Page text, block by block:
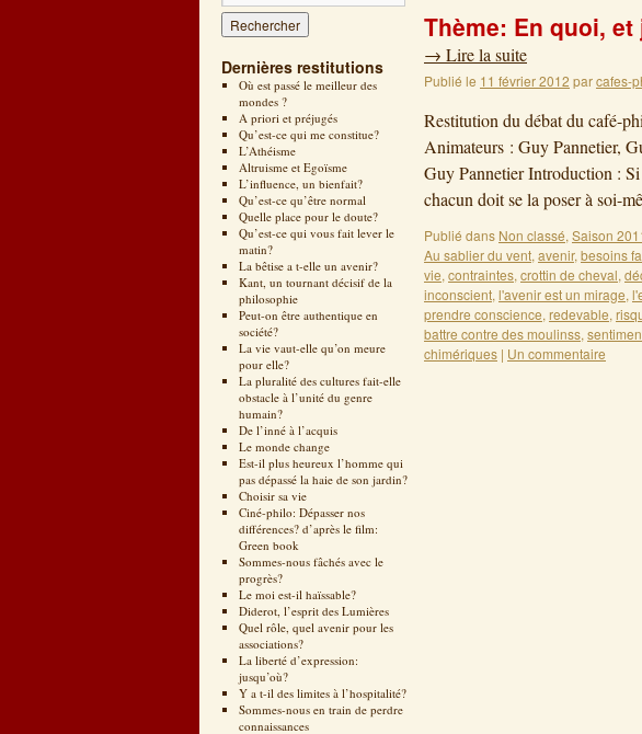
Dernières restitutions
Où est passé le meilleur des
mondes ?
A priori et préjugés
Qu’est-ce qui me constitue?
L’Athéisme
Altruisme et Egoïsme
L’influence, un bienfait?
Qu’est-ce qu’être normal
Quelle place pour le doute?
Qu’est-ce qui vous fait lever le
matin?
La bêtise a t-elle un avenir?
Kant, un tournant décisif de la
philosophie
Peut-on être authentique en
société?
La vie vaut-elle qu’on meure
pour elle?
La pluralité des cultures fait-elle
obstacle à l’unité du genre
humain?
De l’inné à l’acquis
Le monde change
Est-il plus heureux l’homme qui
pas dépassé la haie de son jardin?
Choisir sa vie
Ciné-philo: Dépasser nos
différences? d’après le film:
Green book
Sommes-nous fâchés avec le
progrès?
Le moi est-il haïssable?
Diderot, l’esprit des Lumières
Quel rôle, quel avenir pour les
associations?
La liberté d’expression:
jusqu’où?
Y a t-il des limites à l’hospitalité?
Sommes-nous en train de perdre
connaissances
Thème: En quoi, et
→ Lire la suite
Publié le 11 février 2012 parcafes-
Restitution du débat du café-
Animateurs : Guy Pannetier,
Guy Pannetier Introduction :
chacun doit se la poser à soi-
Publié dans Non classé, Saison
Au sablier du vent, avenir, besoins
vie, contraintes, crottin de cheval,
inconscient, l'avenir est un mirage,
prendre conscience, redevable,
battre contre des moulinss,
chimériques | Un commentaire